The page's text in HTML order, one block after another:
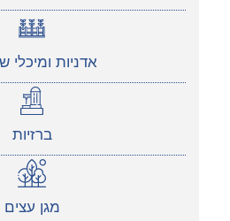
אדניות ומיכלי
ברזיות
מגן עצים